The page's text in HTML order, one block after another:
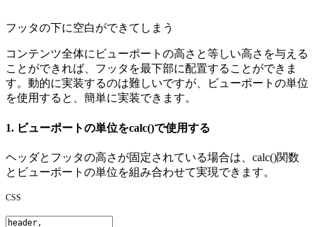
フッタの下に空白ができてしまう
コンテンツ全体にビューポートの高さと等しい高さを与える
ことができれば、フッタを最下部に配置することができま
す。動的に実装するのは難しいですが、ビューポートの単位
を使用すると、簡単に実装できます。
1. ビューポートの単位をcalc()で使用する
ヘッダとフッタの高さが固定されている場合は、calc()関数
とビューポートの単位を組み合わせて実現できます。
CSS